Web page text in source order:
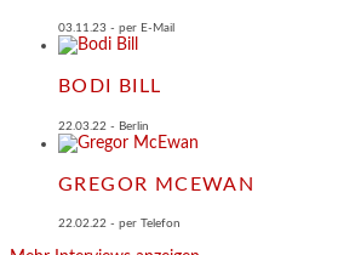
03.11.23 - per E-Mail
BODI BILL
22.03.22 - Berlin
GREGOR MCEWAN
22.02.22 - per Telefon